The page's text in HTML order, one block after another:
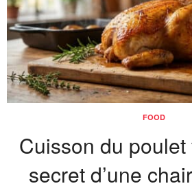
FOOD
Cuisson du
secret d’une